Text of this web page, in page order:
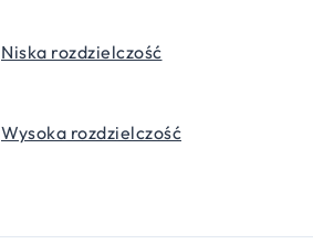
Niska rozdzielczość
Wysoka rozdzielczość